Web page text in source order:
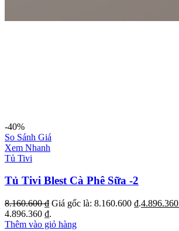
-40%
So Sánh Giá
Xem Nhanh
Tủ Tivi
Tủ Tivi Blest Cà Phê Sữa -2
8.160.600₫ Giá gốc là: 8.160.600 ₫.4.896.360
4.896.360 ₫.
Thêm vào giỏ hàng